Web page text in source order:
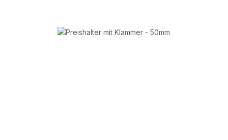
Bildergalerie überspringen